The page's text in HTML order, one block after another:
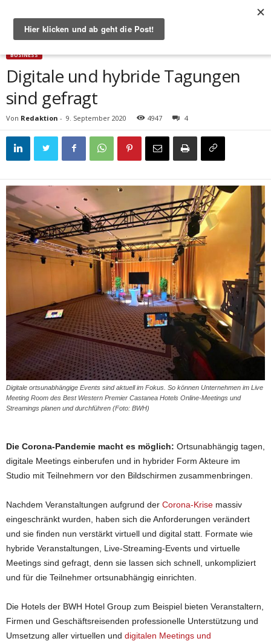
Start Business Digitale und hybride Tagungen sind gefragt
BUSINESS
Digitale und hybride Tagungen
sind gefragt
Von Redaktion - 9. September 2020 4947 4
Digitale ortsunabhängige Events sind aktuell im Fokus. So können Unternehmen im Live
Meeting Room des Best Western Premier Castanea Hotels Online-Meetings und
Streamings planen und durchführen (Foto: BWH)
Die Corona-Pandemie macht es möglich: Ortsunabhängig tagen,
digitale Meetings einberufen und in hybrider Form Akteure im
Studio mit Teilnehmern vor den Bildschirmen zusammenbringen.
Nachdem Veranstaltungen aufgrund der Corona-Krise massiv
eingeschränkt wurden, haben sich die Anforderungen verändert
und sie finden nun verstärkt virtuell und digital statt. Formate wie
hybride Veranstaltungen, Live-Streaming-Events und virtuelle
Meetings sind gefragt, denn sie lassen sich schnell, unkompliziert
und für die Teilnehmer ortsunabhängig einrichten.
Die Hotels der BWH Hotel Group zum Beispiel bieten Veranstaltern,
Firmen und Geschäftsreisenden professionelle Unterstützung und
Umsetzung aller virtuellen und digitalen Meetings und